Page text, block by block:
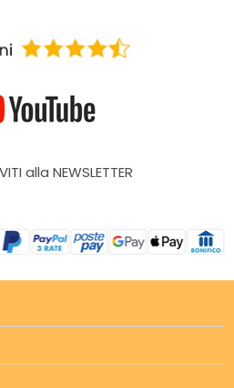
alla NEWSLETTER